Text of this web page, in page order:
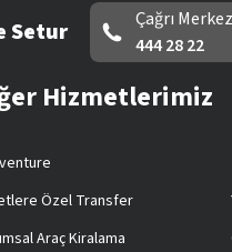
Setur
Çağrı
444 28 22
Hizmetlerimiz
Özel Transfer
Araç Kiralama